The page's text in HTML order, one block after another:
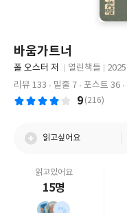
바움가트너
글
쓴
폴 오스터 저
출
판
사
열린책들
출
판
일
리뷰 133
밑줄 7 포스트 36
9 (216)
읽고싶어요
읽고있어요
15명